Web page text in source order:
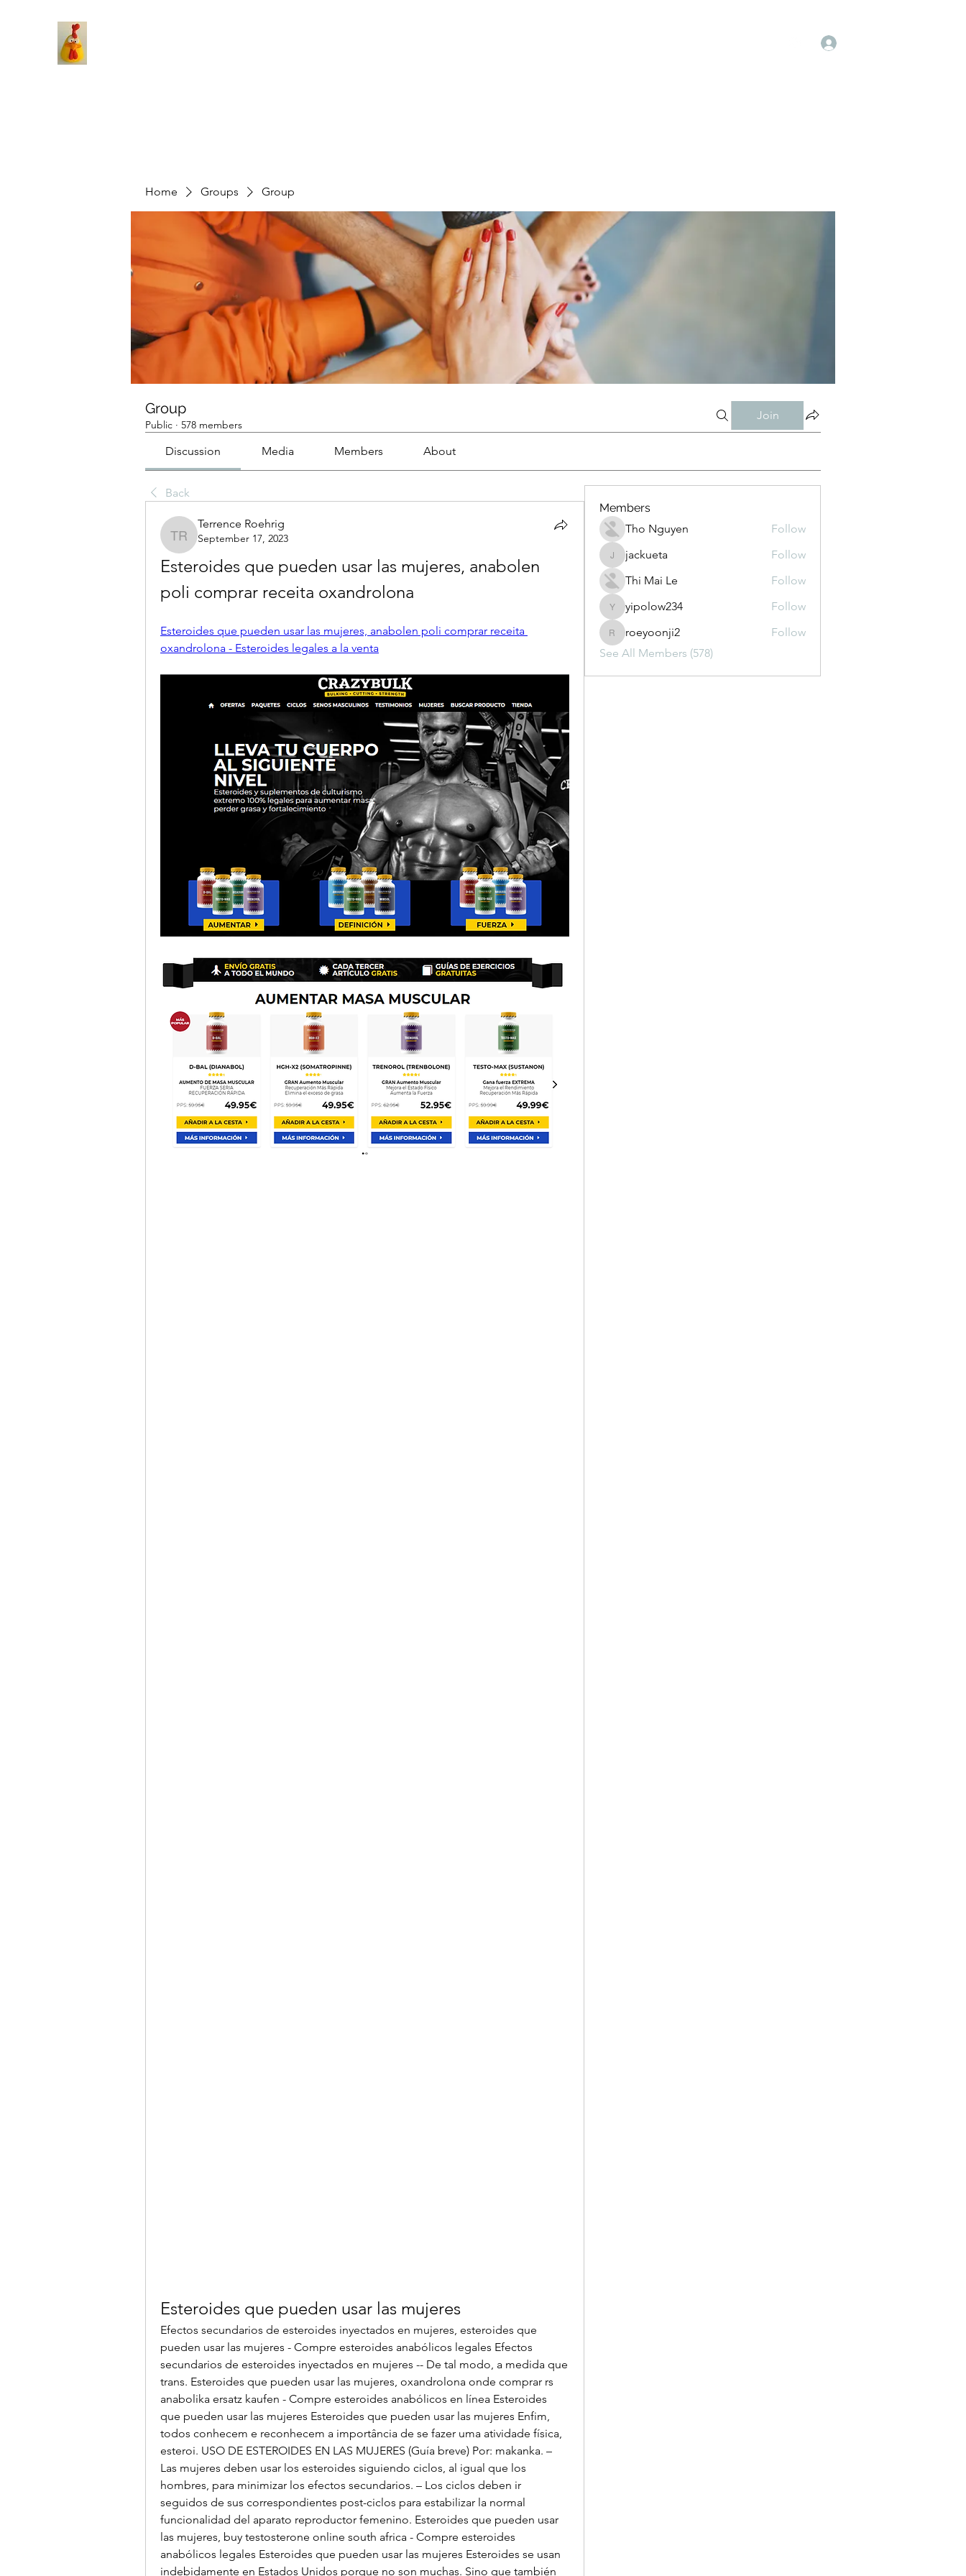
Home Groups Group
Group
Public · 578 members
Join
Discussion Media Members About
Back
Terrence Roehrig
Terrence Roehrig
September 17, 2023
Esteroides que pueden usar las mujeres, anabolen
poli comprar receita oxandrolona
Esteroides que pueden usar las mujeres, anabolen poli comprar receita
oxandrolona - Esteroides legales a la venta
Esteroides que pueden usar las mujeres
Efectos secundarios de esteroides inyectados en mujeres, esteroides que
pueden usar las mujeres - Compre esteroides anabólicos legales Efectos
secundarios de esteroides inyectados en mujeres -- De tal modo, a medida que
trans. Esteroides que pueden usar las mujeres, oxandrolona onde comprar rs
anabolika ersatz kaufen - Compre esteroides anabólicos en línea Esteroides
que pueden usar las mujeres Esteroides que pueden usar las mujeres Enfim,
todos conhecem e reconhecem a importância de se fazer uma atividade física,
esteroi. USO DE ESTEROIDES EN LAS MUJERES (Guía breve) Por: makanka. –
Las mujeres deben usar los esteroides siguiendo ciclos, al igual que los
hombres, para minimizar los efectos secundarios. – Los ciclos deben ir
seguidos de sus correspondientes post-ciclos para estabilizar la normal
funcionalidad del aparato reproductor femenino. Esteroides que pueden usar
las mujeres, buy testosterone online south africa - Compre esteroides
anabólicos legales Esteroides que pueden usar las mujeres Esteroides se usan
indebidamente en Estados Unidos porque no son muchas. Sino que también
Members
Tho Nguyen
Follow
jackueta
jackueta
Follow
Thi Mai Le
Follow
yipolow234
yipolow234 Follow
roeyoonji2
roeyoonji2
Follow
See All Members (578)